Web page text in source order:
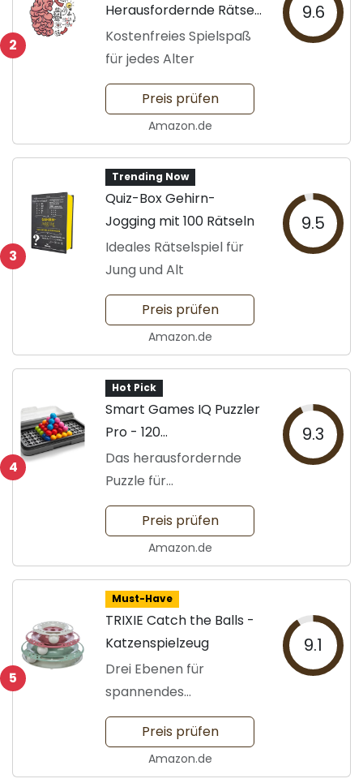
2
Herausfordernde Rätsel
für alle
Kostenfreies Spielspaß
für jedes Alter
9.6
Preis prüfen
Amazon.de
3
Trending Now
Quiz-Box Gehirn-
Jogging mit 100 Rätseln
Ideales Rätselspiel für
Jung und Alt
9.5
Preis prüfen
Amazon.de
4
Hot Pick
Smart Games IQ Puzzler
Pro - 120
Herausforderungen
Das herausfordernde
Puzzle für
Denksportfreunde
9.3
Preis prüfen
Amazon.de
5
Must-Have
TRIXIE Catch the Balls -
Katzenspielzeug
Drei Ebenen für
spannendes
Katzenvergnügen
9.1
Preis prüfen
Amazon.de